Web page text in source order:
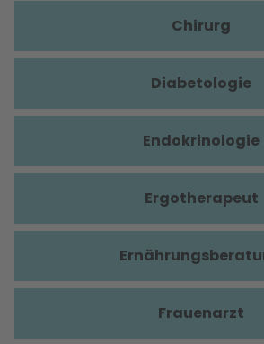
Chirurg
Diabetologie
Endokrinologie
Ergotherapeut
Frauenarzt